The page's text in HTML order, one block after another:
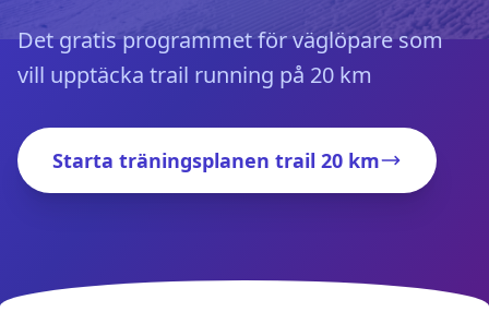
Det gratis programmet för väglöpare som
vill upptäcka trail running på 20 km
Starta träningsplanen trail 20 km